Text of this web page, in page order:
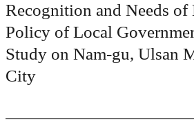
Recognition and Needs
Policy of Local
Study on Nam-gu, Ulsan
City